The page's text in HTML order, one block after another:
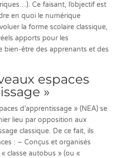
Ce faisant, l’objectif est
en quoi le numérique
la forme scolaire classique,
apports pour les
bien-être des apprenants et des
espaces
»
d’apprentissage » (NEA) se
lieu par opposition aux
classique. De ce fait, ils
: – Conçus et organisés
classe autobus » (ou «